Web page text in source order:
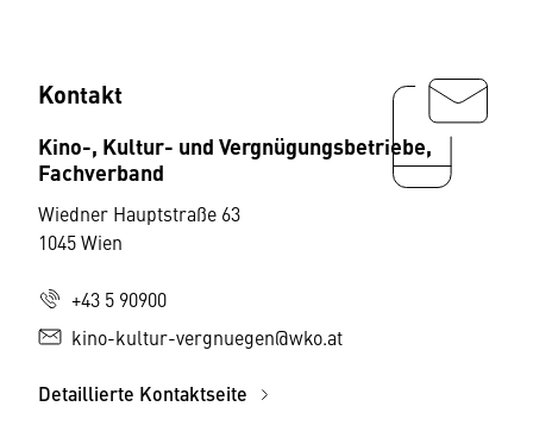
Kontakt
Kino-, Kultur- und Vergnügungsbetriebe,
Fachverband
Wiedner Hauptstraße 63
1045 Wien
+43 5 90900
kino-kultur-vergnuegen@wko.at
Detaillierte Kontaktseite